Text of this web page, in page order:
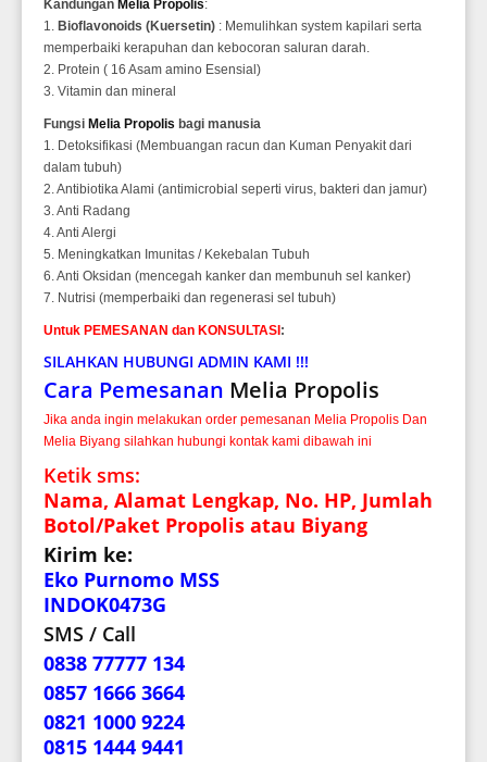
Kandungan Melia Propolis:
1. Bioflavonoids (Kuersetin) : Memulihkan system kapilari serta
memperbaiki kerapuhan dan kebocoran saluran darah.
2. Protein ( 16 Asam amino Esensial)
3. Vitamin dan mineral
Fungsi Melia Propolis bagi manusia
1. Detoksifikasi (Membuangan racun dan Kuman Penyakit dari
dalam tubuh)
2. Antibiotika Alami (antimicrobial seperti virus, bakteri dan jamur)
3. Anti Radang
4. Anti Alergi
5. Meningkatkan Imunitas / Kekebalan Tubuh
6. Anti Oksidan (mencegah kanker dan membunuh sel kanker)
7. Nutrisi (memperbaiki dan regenerasi sel tubuh)
Untuk PEMESANAN dan KONSULTASI :
SILAHKAN HUBUNGI ADMIN KAMI !!!
Cara Pemesanan Melia Propolis
Jika anda ingin melakukan order pemesanan Melia Propolis Dan
Melia Biyang silahkan hubungi kontak kami dibawah ini
Ketik sms:
Nama, Alamat Lengkap, No. HP, Jumlah
Botol/Paket Propolis atau Biyang
Kirim ke:
Eko Purnomo MSS
INDOK0473G
SMS / Call
0838 77777 134
0857 1666 3664
0821 1000 9224
0815 1444 9441